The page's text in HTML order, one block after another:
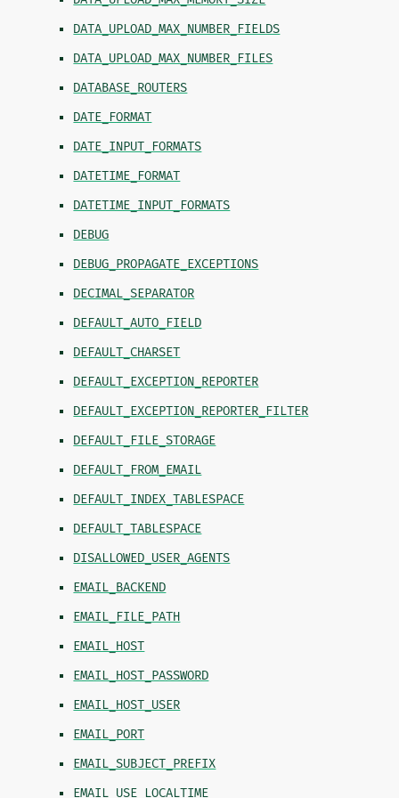
DATA_UPLOAD_MAX_NUMBER_FIELDS
DATA_UPLOAD_MAX_NUMBER_FILES
DATABASE_ROUTERS
DATE_FORMAT
DATE_INPUT_FORMATS
DATETIME_FORMAT
DATETIME_INPUT_FORMATS
DEBUG
DEBUG_PROPAGATE_EXCEPTIONS
DECIMAL_SEPARATOR
DEFAULT_AUTO_FIELD
DEFAULT_CHARSET
DEFAULT_EXCEPTION_REPORTER
DEFAULT_EXCEPTION_REPORTER_FILTER
DEFAULT_FILE_STORAGE
DEFAULT_FROM_EMAIL
DEFAULT_INDEX_TABLESPACE
DEFAULT_TABLESPACE
DISALLOWED_USER_AGENTS
EMAIL_BACKEND
EMAIL_FILE_PATH
EMAIL_HOST
EMAIL_HOST_PASSWORD
EMAIL_HOST_USER
EMAIL_PORT
EMAIL_SUBJECT_PREFIX
EMAIL_USE_LOCALTIME